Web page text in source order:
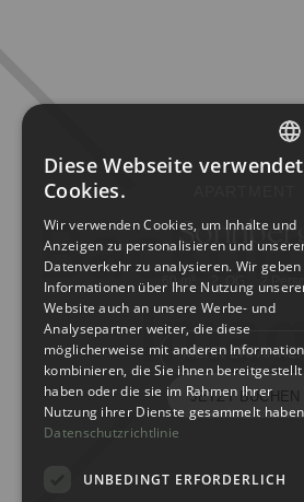
Sonnberg
60 2. OG
MEHR
JETZT BUCHEN
Diese Webseite verwendet
Cookies.
Wir verwenden Cookies, um Inhalte und
Anzeigen zu personalisieren und
Datenverkehr zu analysieren. Wir geben
Informationen über Ihre Nutzung
Website auch an unsere Werbe- und
Analysepartner weiter, die diese
möglicherweise mit anderen
kombinieren, die Sie ihnen bereitgestellt
haben oder die sie im Rahmen Ihrer
Nutzung ihrer Dienste gesammelt
Datenschutzrichtlinie
UNBEDINGT ERFORDERLICH